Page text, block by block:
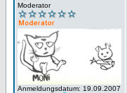
Moderator
Anmeldungsdatum: 19.09.2007